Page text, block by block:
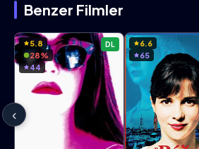
Benzer Filmler
‹
DL
5.8
28%
44
6.6
65